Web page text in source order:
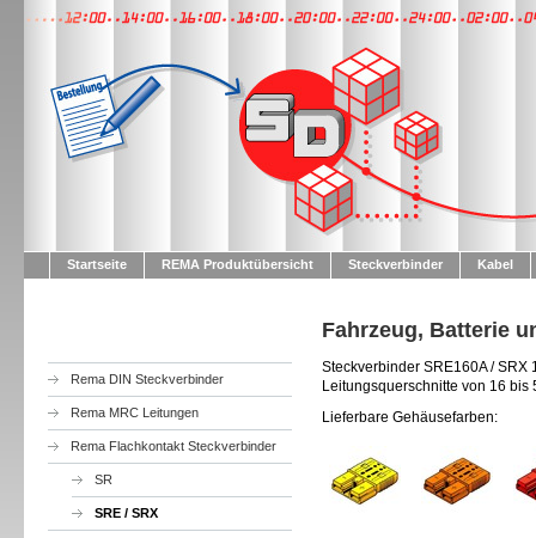
Startseite REMA Produktübersicht Steckverbinder Kabel
Rema DIN Steckverbinder
Rema MRC Leitungen
Rema Flachkontakt Steckverbinder
SR
SRE / SRX
Fahrzeug, Batterie
Steckverbinder SRE160A / SRX
Leitungsquerschnitte von 16 bis
Lieferbare Gehäusefarben: